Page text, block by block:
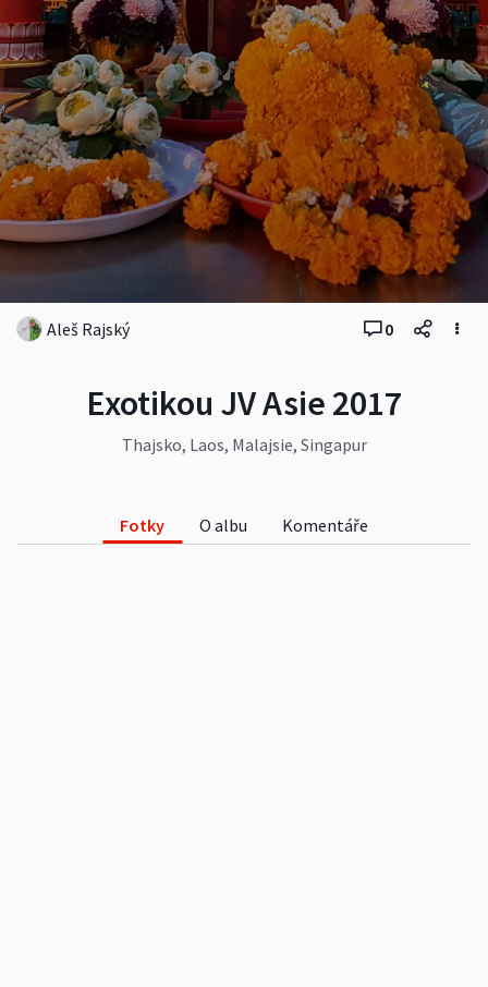
Exotikou JV Asie 2017
Thajsko, Laos, Malajsie, Singapur
Aleš Rajský 0
Fotky O albu Komentáře